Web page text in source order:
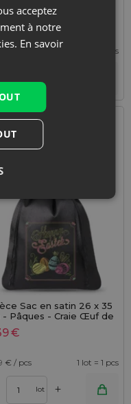
€ / pcs 1 lot = 1 pcs
26x35 cm
Satin
Sac en satin 26 x 35
- Pâques - Craie Œuf de
€
€ / pcs 1 lot = 1 pcs
lot +
acceptez
à notre
En savoir